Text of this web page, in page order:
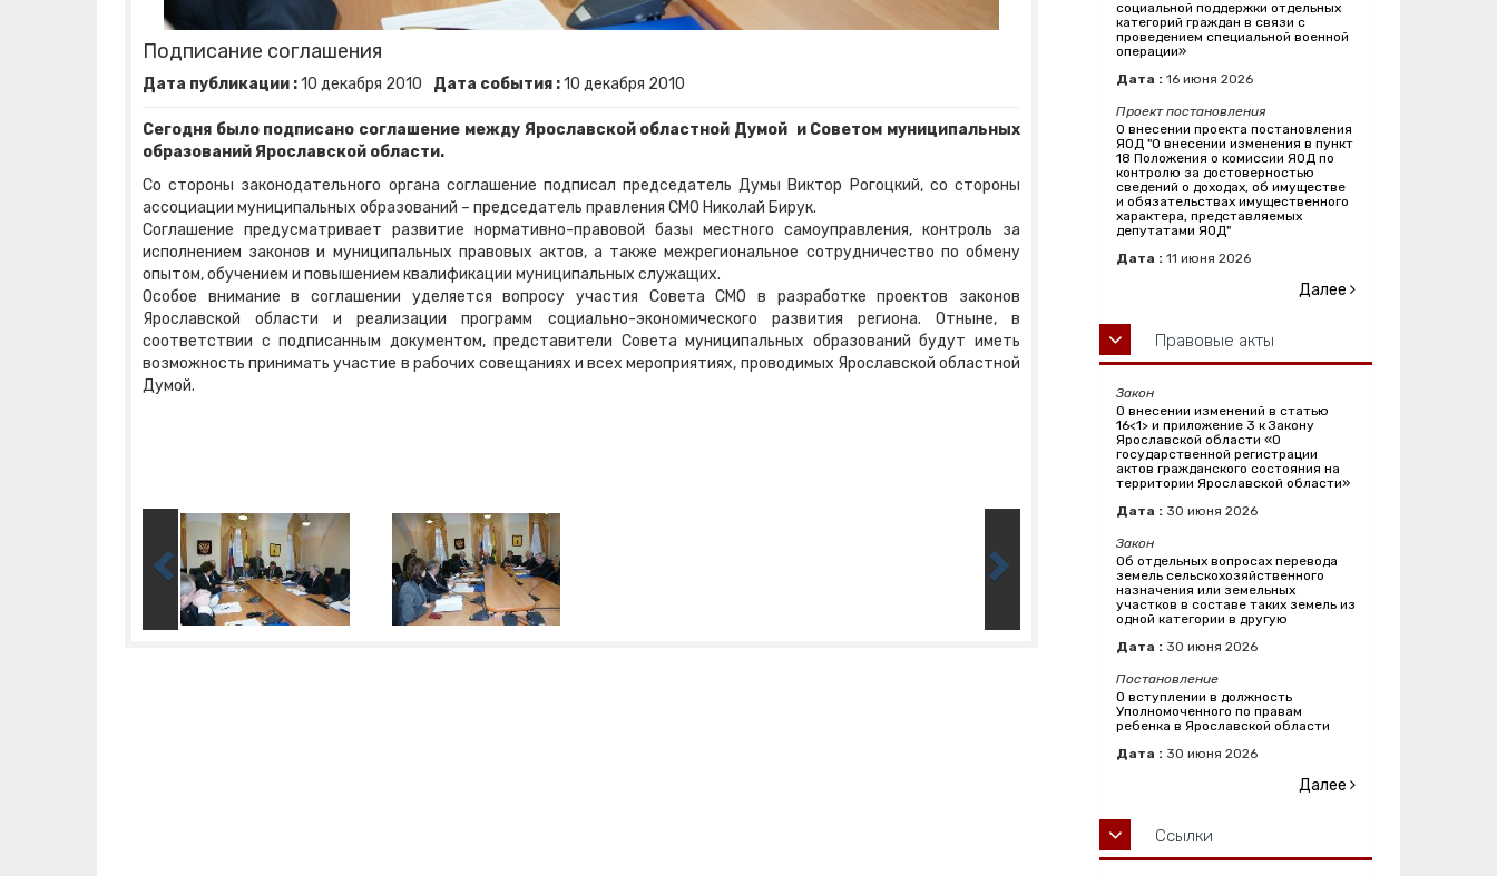
Подписание соглашения
Дата публикации :10 декабря 2010 Дата события :10 декабря 2010
Сегодня было подписано соглашение между Ярославской областной Думой и Советом муниципальных
образований Ярославской области.
Со стороны законодательного органа соглашение подписал председатель Думы Виктор Рогоцкий, со стороны
ассоциации муниципальных образований – председатель правления СМО Николай Бирук.
Соглашение предусматривает развитие нормативно-правовой базы местного самоуправления, контроль за
исполнением законов и муниципальных правовых актов, а также межрегиональное сотрудничество по обмену
опытом, обучением и повышением квалификации муниципальных служащих.
Особое внимание в соглашении уделяется вопросу участия Совета СМО в разработке проектов законов
Ярославской области и реализации программ социально-экономического развития региона. Отныне, в
соответствии с подписанным документом, представители Совета муниципальных образований будут иметь
возможность принимать участие в рабочих совещаниях и всех мероприятиях, проводимых Ярославской областной
Думой.
социальной поддержки отдельных
категорий граждан в связи с
проведением специальной военной
операции»
Дата : 16 июня 2026
Проект постановления
О внесении проекта постановления
ЯОД "О внесении изменения в пункт
18 Положения о комиссии ЯОД по
контролю за достоверностью
сведений о доходах, об имуществе
и обязательствах имущественного
характера, представляемых
депутатами ЯОД"
Дата : 11 июня 2026
Далее
Правовые акты
Закон
О внесении изменений в статью
16<1> и приложение 3 к Закону
Ярославской области «О
государственной регистрации
актов гражданского состояния на
территории Ярославской области»
Дата : 30 июня 2026
Закон
Об отдельных вопросах перевода
земель сельскохозяйственного
назначения или земельных
участков в составе таких земель из
одной категории в другую
Дата : 30 июня 2026
Постановление
О вступлении в должность
Уполномоченного по правам
ребенка в Ярославской области
Дата : 30 июня 2026
Далее
Ссылки